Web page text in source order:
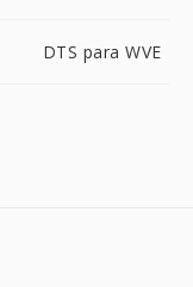
DTS para WVE